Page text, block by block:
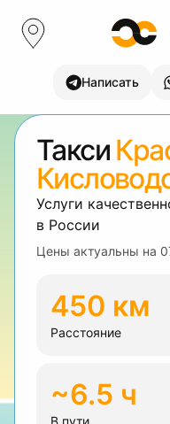
Написать
Такси
Услуги
в России
Цены актуальны на
450 км
Расстояние
~6.5 ч
В пути